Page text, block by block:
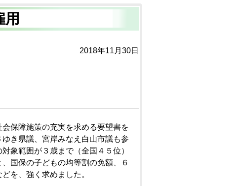
2018年11月30日
保障施策の充実を求める要望書を
き県議、宮岸みなえ白山市議も参
象範囲が３歳まで（全国４５位）
国保の子どもの均等割の免額、６
を、強く求めました。